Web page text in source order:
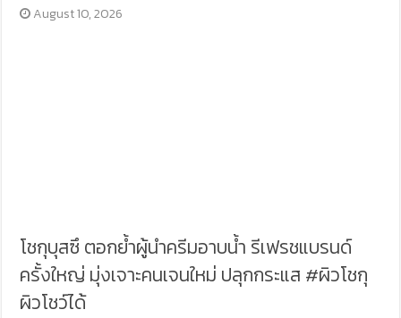
August 10, 2026
โชกุบุสซึ ตอกย้ำผู้นำครีมอาบน้ำ รีเฟรชแบรนด์
ครั้งใหญ่ มุ่งเจาะคนเจนใหม่ ปลุกกระแส #ผิวโชกุ
ผิวโชว์ได้